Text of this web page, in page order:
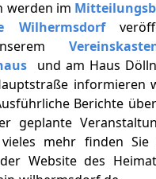
werden im
Wilhermsdorf
und am Haus
informieren
Berichte
geplante
vieles mehr finden
Website des